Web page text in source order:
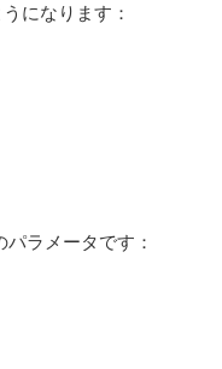
になります：
ラメータです：